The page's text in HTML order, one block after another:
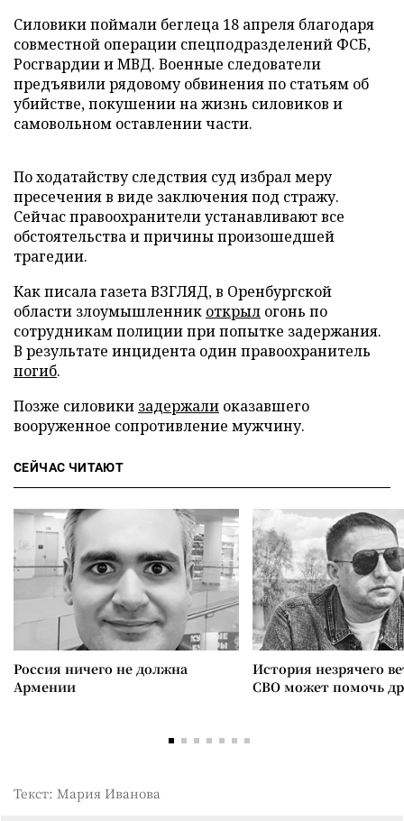
Силовики поймали беглеца 18 апреля благодаря
совместной операции спецподразделений ФСБ,
Росгвардии и МВД. Военные следователи
предъявили рядовому обвинения по статьям об
убийстве, покушении на жизнь силовиков и
самовольном оставлении части.
По ходатайству следствия суд избрал меру
пресечения в виде заключения под стражу.
Сейчас правоохранители устанавливают все
обстоятельства и причины произошедшей
трагедии.
Как писала газета ВЗГЛЯД, в Оренбургской
области злоумышленник открыл огонь по
сотрудникам полиции при попытке задержания.
В результате инцидента один правоохранитель
погиб.
Позже силовики задержали оказавшего
вооруженное сопротивление мужчину.
СЕЙЧАС ЧИТАЮТ
Россия ничего не должна
Армении
История незрячего
СВО может помочь
Текст: Мария Иванова